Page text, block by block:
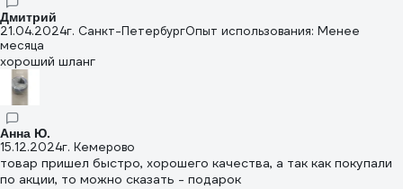
Дмитрий
21.04.2024г. Санкт-ПетербургОпыт использования: Менее
месяца
хороший шланг
Анна Ю.
15.12.2024г. Кемерово
товар пришел быстро, хорошего качества, а так как покупали
по акции, то можно сказать - подарок